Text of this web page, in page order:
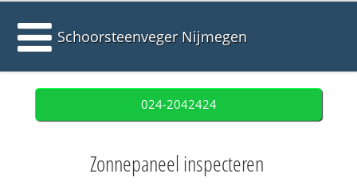
Schoorsteenveger Nijmegen
024-2042424
Zonnepaneel inspecteren